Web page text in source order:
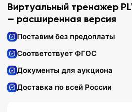
Виртуальный тренажер
— расширенная версия
Поставим без предоплаты
Соответствует ФГОС
Документы для аукциона
Доставка по всей России